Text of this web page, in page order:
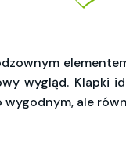
wygląd. Klapki
ale